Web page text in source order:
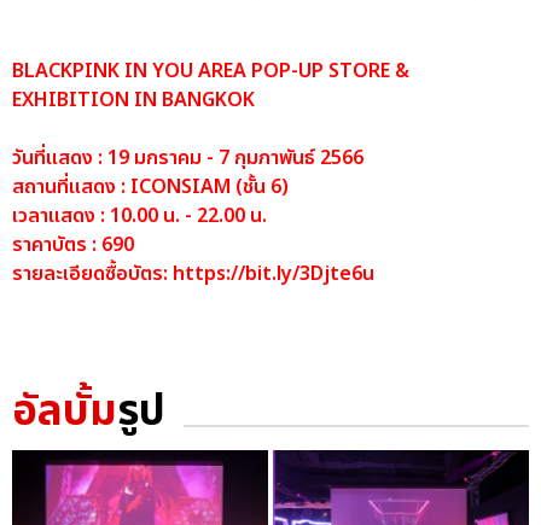
BLACKPINK IN YOU AREA POP-UP STORE &
EXHIBITION IN BANGKOK
วันที่แสดง : 19 มกราคม - 7 กุมภาพันธ์ 2566
สถานที่แสดง : ICONSIAM (ชั้น 6)
เวลาแสดง : 10.00 น. - 22.00 น.
ราคาบัตร : 690
รายละเอียดซื้อบัตร: https://bit.ly/3Djte6u
อัลบั้มรูป